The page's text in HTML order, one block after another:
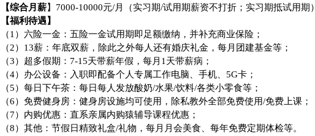
【综合月薪】7000-10000元/月（实习期/试用期薪资不打折；实习期抵试用期）
【福利待遇】
（1）六险一金：五险一金试用期即足额缴纳，并补充商业保险；
（2）13薪：年底双薪，除此之外每人还有婚庆礼金，每月团建基金等；
（3）超多假期：7-15天带薪年假，每月1天带薪病；
（4）办公设备：入职即配备个人专属工作电脑、手机、5G卡；
（5）每日下午茶：每日每人发放酸奶/水果/饮料/各类小零食等；
（6）免费健身房：健身房设施均可使用，除私教外全部免费使用/免费上课；
（7）内购优惠：直系亲属内购猿辅导课程优惠；
（8）其他：节假日精致礼盒/礼物，每月月会美食、每年免费定期体检等。